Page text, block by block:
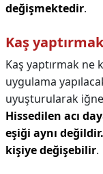
değişmektedir.
Kaş
Kaş yaptırmak ne
uygulama
uyuşturularak
Hissedilen acı
eşiği aynı değildir.
kişiye değişebilir.